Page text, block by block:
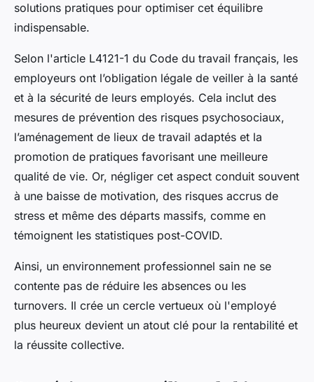
solutions pratiques pour optimiser cet équilibre
indispensable.
Selon l'article L4121-1 du Code du travail français, les
employeurs ont l’obligation légale de veiller à la santé
et à la sécurité de leurs employés. Cela inclut des
mesures de prévention des risques psychosociaux,
l’aménagement de lieux de travail adaptés et la
promotion de pratiques favorisant une meilleure
qualité de vie. Or, négliger cet aspect conduit souvent
à une baisse de motivation, des risques accrus de
stress et même des départs massifs, comme en
témoignent les statistiques post-COVID.
Ainsi, un environnement professionnel sain ne se
contente pas de réduire les absences ou les
turnovers. Il crée un cercle vertueux où l'employé
plus heureux devient un atout clé pour la rentabilité et
la réussite collective.